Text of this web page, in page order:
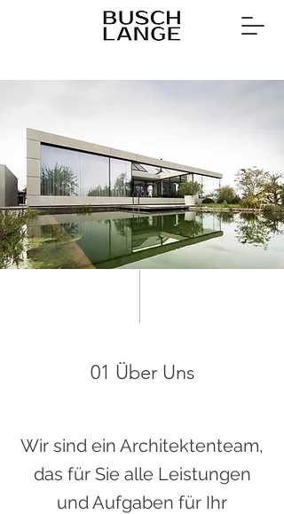
01 Über Uns
Wir sind ein Architektenteam,
das für Sie alle Leistungen
und Aufgaben für Ihr